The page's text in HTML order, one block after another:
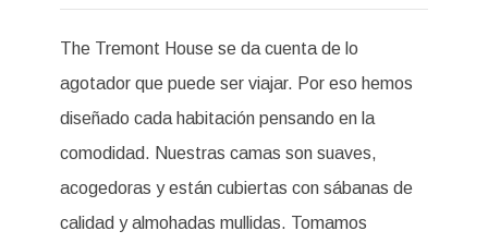
The Tremont House se da cuenta de lo
agotador que puede ser viajar. Por eso hemos
diseñado cada habitación pensando en la
comodidad. Nuestras camas son suaves,
acogedoras y están cubiertas con sábanas de
calidad y almohadas mullidas. Tomamos